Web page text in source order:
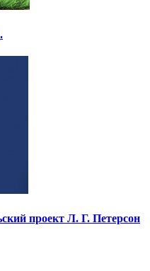
проект Л. Г. Петерсон